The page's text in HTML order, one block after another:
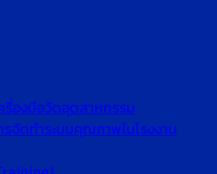
รื่องมือวัดอุตสาหกรรม
จัดทำระบบคุณภาพในโรงงาน